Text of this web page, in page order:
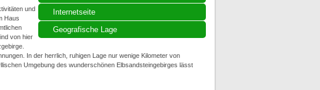
Internetseite
Geografische Lage
und
Haus
von hier
In der herrlich, ruhigen Lage nur wenige Kilometer von
Umgebung des wunderschönen Elbsandsteingebirges lässt